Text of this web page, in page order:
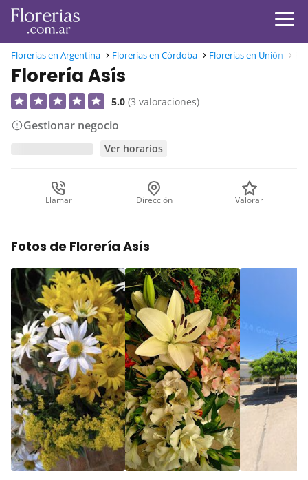
Florerías en Argentina Florerías en Córdoba Florerías en Unión
Florería Asís
5.0 (3 valoraciones)
Gestionar negocio
Ver horarios
Llamar Dirección Valorar
Fotos de Florería Asís